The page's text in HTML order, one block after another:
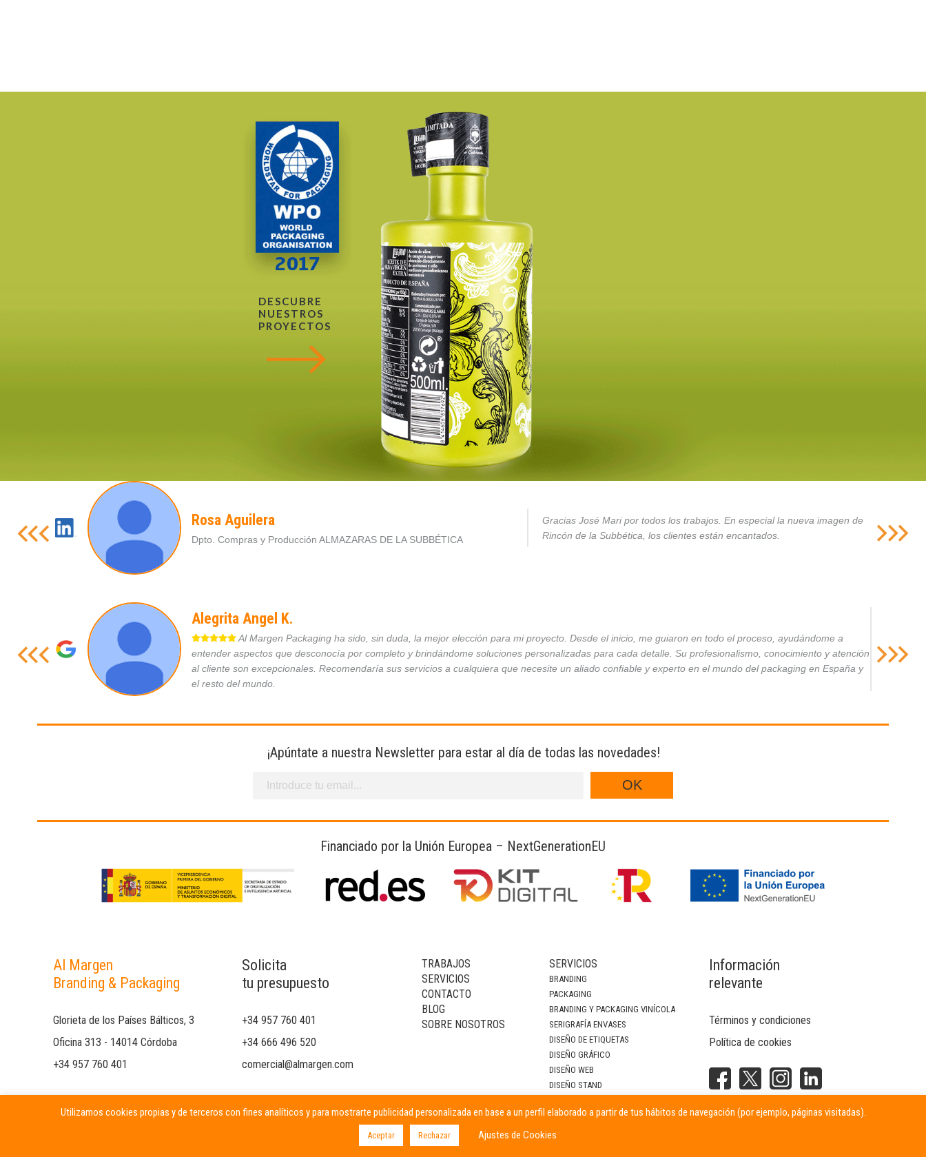
DESCUBRE
NUESTROS
PROYECTOS
Rosa Aguilera
Dpto. Compras y Producción ALMAZARAS DE LA SUBBÉTICA
Gracias José Mari por todos los trabajos. En especial la nueva imagen de
Rincón de la Subbética, los clientes están encantados.
Alegrita Angel K.
Al Margen Packaging ha sido, sin duda, la mejor elección para mi proyecto. Desde el inicio, me guiaron en todo el proceso, ayudándome a
entender aspectos que desconocía por completo y brindándome soluciones personalizadas para cada detalle. Su profesionalismo, conocimiento y atención
al cliente son excepcionales. Recomendaría sus servicios a cualquiera que necesite un aliado confiable y experto en el mundo del packaging en España y
el resto del mundo.
¡Apúntate a nuestra Newsletter para estar al día de todas las novedades!
Financiado por la Unión Europea – NextGenerationEU
Al Margen
Branding & Packaging
Glorieta de los Países Bálticos, 3
Oficina 313 - 14014 Córdoba
+34 957 760 401
Solicita
tu presupuesto
+34 957 760 401
+34 666 496 520
comercial@almargen.com
TRABAJOS
SERVICIOS
CONTACTO
BLOG
SOBRE NOSOTROS
SERVICIOS
BRANDING
PACKAGING
BRANDING Y PACKAGING VINÍCOLA
SERIGRAFÍA ENVASES
DISEÑO DE ETIQUETAS
DISEÑO GRÁFICO
DISEÑO WEB
DISEÑO STAND
CAMPAÑAS PUBLICITARIAS
Información
relevante
Términos y condiciones
Política de cookies
Utilizamos cookies propias y de terceros con fines analíticos y para mostrarte publicidad personalizada en base a un perfil elaborado a partir de tus hábitos de navegación (por ejemplo, páginas visitadas).
Aceptar Rechazar Ajustes de Cookies